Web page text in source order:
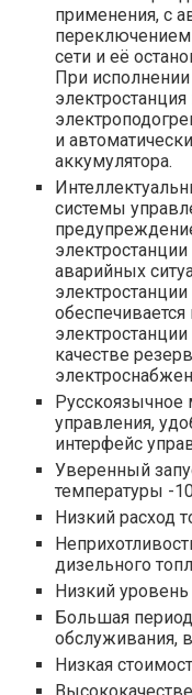
применения, с
переключением
сети и её
При
и
аккумулятора.
системы
аварийных
качестве
управления,
интерфейс
Уверенный
температуры -
Низкий расход
дизельного
Низкий
Большая
обслуживания,
Низкая